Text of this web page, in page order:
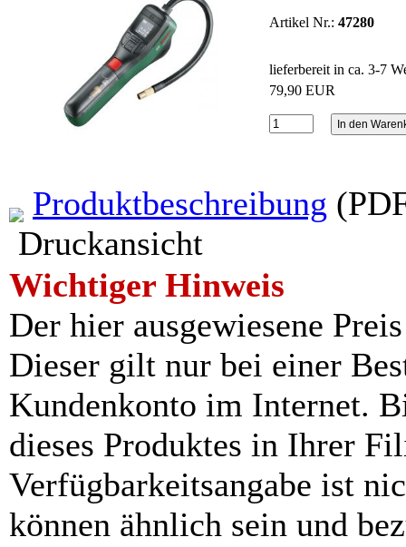
Artikel Nr.: 47280
lieferbereit in ca. 3-7
79,90 EUR
Produktbeschreibung
Druckansicht
Wichtiger Hinweis
Der hier ausgewiesene
Dieser gilt nur bei einer
Kundenkonto im Internet.
dieses Produktes in Ihrer
Verfügbarkeitsangabe ist
können ähnlich sein und